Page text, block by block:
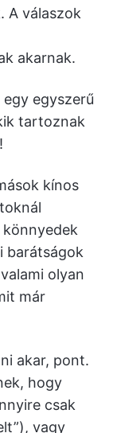
A válaszok
akarnak.
egyszerű
tartoznak
kínos
barátságok
olyan
már
akar, pont.
hogy
csak
vagy